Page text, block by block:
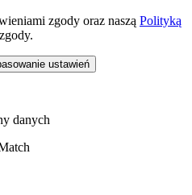
zgody oraz naszą Polityką
ustawień
danych